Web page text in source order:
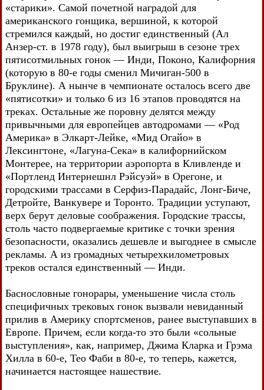
«старики». Самой почетной наградой для
американского гонщика, вершиной, к которой
стремился каждый, но достиг единственный (Ал
Анзер-ст. в 1978 году), был выигрыш в сезоне трех
пятисотмильных гонок — Инди, Поконо, Калифорния
(которую в 80-е годы сменил Мичиган-500 в
Бруклине). А нынче в чемпионате осталось всего две
«пятисотки» и только 6 из 16 этапов проводятся на
треках. Остальные же поровну делятся между
привычными для европейцев автодромами — «Род
Америка» в Элкарт-Лейке, «Мид Огайо» в
Лексингтоне, «Лагуна-Сека» в калифорнийском
Монтерее, на территории аэропорта в Кливленде и
«Портленд Интернешнл Рэйсуэй» в Орегоне, и
городскими трассами в Серфиз-Парадайс, Лонг-Биче,
Детройте, Ванкувере и Торонто. Традиции уступают,
верх берут деловые соображения. Городские трассы,
столь часто подвергаемые критике с точки зрения
безопасности, оказались дешевле и выгоднее в смысле
рекламы. А из громадных четырехкилометровых
треков остался единственный — Инди.
Баснословные гонорары, уменьшение числа столь
специфичных трековых гонок вызвали невиданный
прилив в Америку спортсменов, ранее выступавших в
Европе. Причем, если когда-то это были «сольные
выступления», как, например, Джима Кларка и Грэма
Хилла в 60-е, Тео Фаби в 80-е, то теперь, кажется,
начинается настоящее нашествие.